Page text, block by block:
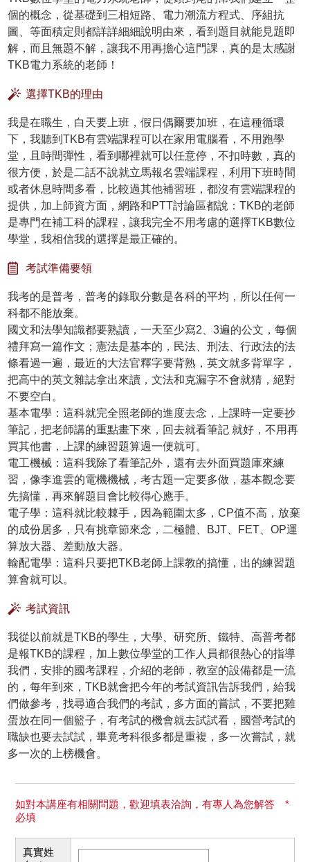
個的概念，從基礎到三相短路、電力潮流方程式、序組抗
圖、等面積定則都詳詳細細說明由來，看到題目就能見題即
解，而且無題不解，讓我不用再擔心這門課，真的是太感謝
TKB電力系統的老師！
選擇TKB的理由
我是在職生，白天要上班，假日偶爾要加班，在這種循環
下，我聽到TKB有雲端課程可以在家用電腦看，不用跑學
堂，且時間彈性，看到哪裡就可以任意停，不扣時數，真的
很方便，於是二話不說就立馬報名雲端課程，利用下班時間
或者休息時間多看，比較過其他補習班，都沒有雲端課程的
提供，加上師資方面，網路和PTT討論區都說：TKB的老師
是專門在補工科的課程，讓我完全不用考慮的選擇TKB數位
學堂，我相信我的選擇是最正確的。
考試準備要領
我考的是普考，普考的錄取分數是各科的平均，所以任何一
科都不能放棄。
國文和法學知識都要熟讀，一天至少寫2、3遍的公文，每個
禮拜寫一篇作文；憲法是基本的，民法、刑法、行政法的法
條看過一遍，最近的大法官釋字要背熟，英文就多背單字，
把高中的英文雜誌拿出來讀，文法和克漏字不會就猜，絕對
不要空白。
基本電學：這科就完全照老師的進度去念，上課時一定要抄
筆記，把老師講的重點畫下來，回去就看筆記 就好，不用再
買其他書，上課的練習題算過一便就可。
電工機械：這科我除了看筆記外，還有去外面買題庫來練
習，像李進雲的電機機械，考古題一定要多做，基本觀念要
先搞懂，再來解題目會比較得心應手。
電子學：這科就比較棘手，因為範圍太多，CP值不高，放棄
的成份居多，只有挑章節來念，二極體、BJT、FET、OP運
算放大器、差動放大器。
輸配電學：這科只要把TKB老師上課教的搞懂，出的練習題
算會就可以。
考試資訊
我從以前就是TKB的學生，大學、研究所、鐵特、高普考都
是報TKB的課程，加上數位學堂的工作人員都很熱心的指導
我們，安排的國考課程，介紹的老師，教室的設備都是一流
的，每年到來，TKB就會把今年的考試資訊告訴我們，給我
們做參考，找尋適合我們的考試，多方面的嘗試，不要把雞
蛋放在同一個籃子，有考試的機會就去試試看，國營考試的
職缺也要去試試，畢竟考科很多都是重複，多一次嘗試，就
多一次的上榜機會。
如對本講座有相關問題，歡迎填表洽詢，有專人為您解答 *
必填
真實姓